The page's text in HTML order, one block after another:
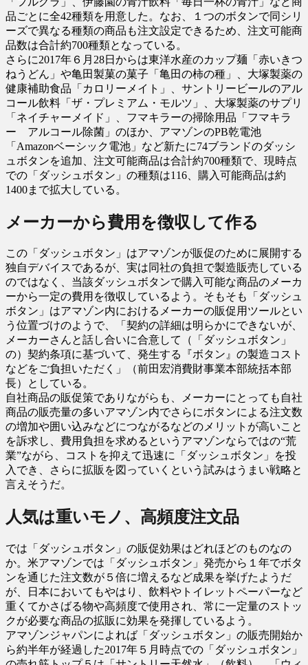
品ごとに全42種類を用意した。なお、１つのボタンで同シリ
ーズで異なる種類の商品も注文設定できるため、注文可能商
品数は合計約700種類となっている。
さらに2017年６月28日からは東洋水産のカップ麺「赤いきつ
ねうどん」や亀田製菓の菓子「亀田の柿の種」、大塚製薬の
健康補助食品「カロリーメイト」、サントリービールのアル
コール飲料「ザ・プレミアム・モルツ」、大塚製薬のサプリ
「ネイチャーメイド」、フマキラーの掃除用品「フマキラ
ー アルコール除菌」のほか、アマゾンのPB乾電池
「Amazonベーシック電池」など新たに74ブランドのダッシ
ュボタンを追加、注文可能商品は合計約700種類で、現時点
での「ダッシュボタン」の種類は116、購入可能商品は約
1400まで拡大している。
メーカーから費用を徴収して作る
この「ダッシュボタン」はアマゾンが販促のために展開する
独自デバイスであるが、実は同社の負担で製造販売している
のではなく、当該ダッシュボタンで購入可能な商品のメーカ
ーから一定の費用を徴収しているよう。そもそも「ダッシュ
ボタン」はアマゾン内におけるメーカーの販促用ツールとい
う位置づけのようで、「契約の詳細は明らかにできないが、
メーカーさんと話し合いに合意して（「ダッシュボタン」
の）契約条項に基づいて、発生する『ボタン』の製造コスト
などをご負担いただく」（前田宏消費財事業本部統括本部
長）としている。
自社商品の販促策でありながらも、メーカーにとっても自社
商品の販売量の多いアマゾン内でさらにボタンによる注文数
の増加や囲い込みなどにつながるなどのメリットが高いこと
を訴求し、費用負担を求めるというアマゾンならではの“荒
業”ながら、コストを抑えて迅速に「ダッシュボタン」を投
入でき、さらに拡販を図っていくという試みはうまい戦略と
言えそうだ。
人気は重いモノ、高頻度注文品
では「ダッシュボタン」の販促効果はどれほどのものなの
か。米アマゾンでは「ダッシュボタン」発売から１年でボタ
ンを通じた注文数が５倍に増えるなど成果を挙げたようだ
が、日本においてもやはり、飲料やトイレットペーパーなど
重くてかさばる物や高頻度で使用され、常に一定量のストッ
クが必要な商品の拡販に効果を発揮しているよう。
アマゾンジャパンによれば「ダッシュボタン」の販売開始か
ら約半年が経過した2017年５月時点での「ダッシュボタン」